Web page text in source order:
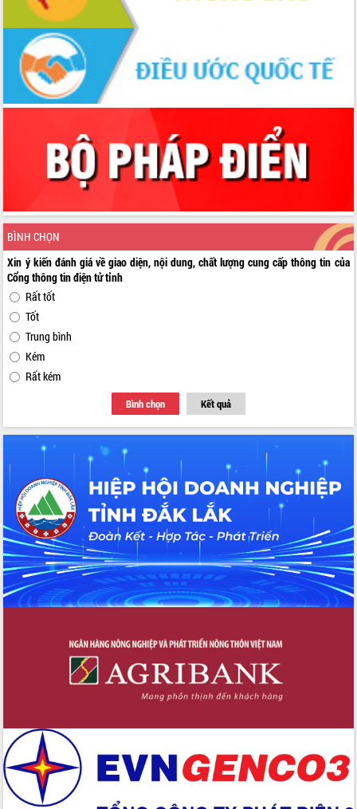
BÌNH CHỌN
Xin ý kiến đánh giá về giao diện, nội dung, chất lượng cung cấp thông tin của
Cổng thông tin điện tử tỉnh
Rất tốt
Tốt
Trung bình
Kém
Rất kém
Bình chọn Kết quả